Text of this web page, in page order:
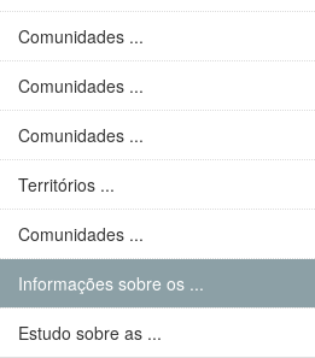
Comunidades ...
Comunidades ...
Comunidades ...
Territórios ...
Comunidades ...
Informações sobre os ...
Estudo sobre as ...